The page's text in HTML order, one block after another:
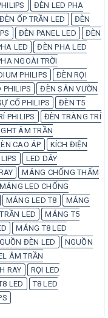
ĐÈN LED PHA
ĐÈN ỐP TRẦN LED
ĐÈN
ĐÈN PANEL LED
ĐÈN
LED
ĐÈN PHA LED
NGOÀI TRỜI
PHILIPS
ĐÈN RỌI
PHILIPS
ĐÈN SÂN VƯỜN
CỐ PHILIPS
ĐÈN T5
PHILIPS
ĐÈN TRÀNG TRÍ
ÂM TRẦN
CAO ÁP
KÍCH ĐIỆN
LED DÂY
MÁNG CHỐNG THẤM
MÁNG LED CHỐNG
MÁNG LED T8
MÁNG
LED
MÁNG T5
MÁNG T8 LED
ĐÈN LED
NGUỒN
ÂM TRẦN
RAY
RỌI LED
LED
T8 LED